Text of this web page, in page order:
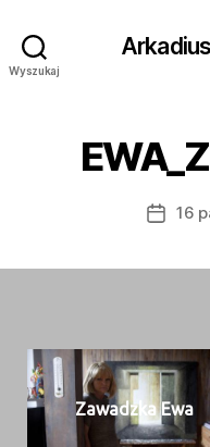
Wyszukaj
Data
16
Zawadz­ka Ewa